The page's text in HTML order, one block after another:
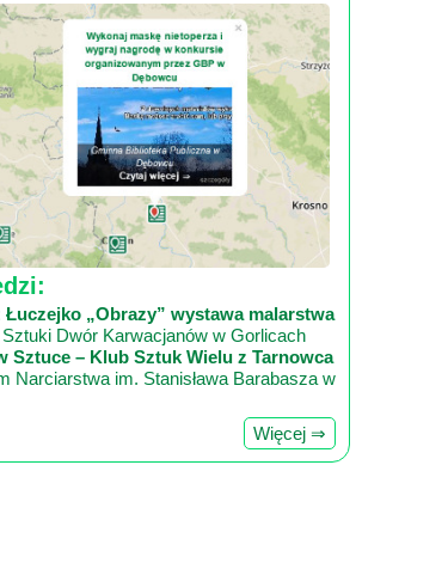
Łuczejko „Obrazy” wystawa malarstwa
Dwór Karwacjanów w Gorlicach
Sztuce – Klub Sztuk Wielu z Tarnowca
Narciarstwa im. Stanisława Barabasza w
Więcej ⇒